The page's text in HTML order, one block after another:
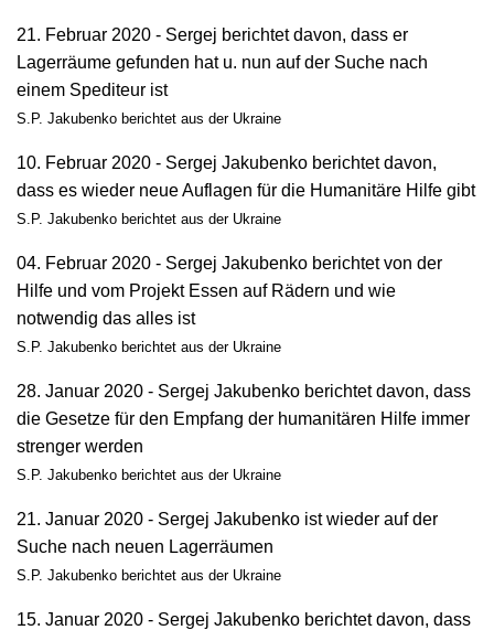
21. Februar 2020 - Sergej berichtet davon, dass er
Lagerräume gefunden hat u. nun auf der Suche nach
einem Spediteur ist
S.P. Jakubenko berichtet aus der Ukraine
10. Februar 2020 - Sergej Jakubenko berichtet davon,
dass es wieder neue Auflagen für die Humanitäre Hilfe gibt
S.P. Jakubenko berichtet aus der Ukraine
04. Februar 2020 - Sergej Jakubenko berichtet von der
Hilfe und vom Projekt Essen auf Rädern und wie
notwendig das alles ist
S.P. Jakubenko berichtet aus der Ukraine
28. Januar 2020 - Sergej Jakubenko berichtet davon, dass
die Gesetze für den Empfang der humanitären Hilfe immer
strenger werden
S.P. Jakubenko berichtet aus der Ukraine
21. Januar 2020 - Sergej Jakubenko ist wieder auf der
Suche nach neuen Lagerräumen
S.P. Jakubenko berichtet aus der Ukraine
15. Januar 2020 - Sergej Jakubenko berichtet davon, dass